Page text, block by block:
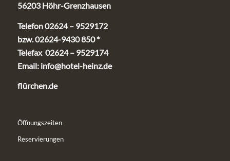
56203 Höhr-Grenzhausen
Telefon 02624 – 9529172
bzw. 02624-9430 850 *
Telefax 02624 – 9529174
Email: info@hotel-heinz.de
flürchen.de
Öffnungszeiten
Reservierungen